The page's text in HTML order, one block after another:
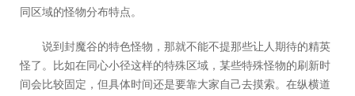
同区域的怪物分布特点。
说到封魔谷的特色怪物，那就不能不提那些让人期待的精英
怪了。比如在同心小径这样的特殊区域，某些特殊怪物的刷新时
间会比较固定，但具体时间还是要靠大家自己去摸索。在纵横道